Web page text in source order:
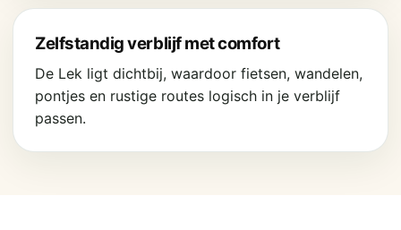
Zelfstandig verblijf met comfort
De Lek ligt dichtbij, waardoor fietsen, wandelen,
pontjes en rustige routes logisch in je verblijf
passen.